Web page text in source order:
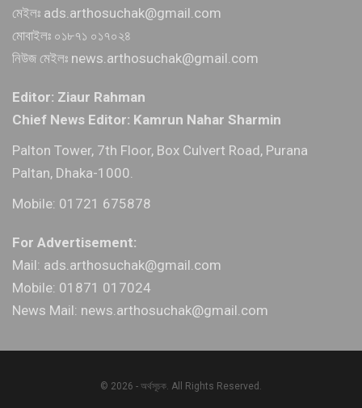
মেইলঃ ads.arthosuchak@gmail.com
মোবাইলঃ ০১৮৭১ ০১৭০২৪
নিউজ মেইলঃ news.arthosuchak@gmail.com
Editor: Ziaur Rahman
Chief News Editor: Kamrun Nahar Sharmin
Palton Tower, 7th Floor, Box Culvert Road, Purana
Paltan, Dhaka-1000.
Mobile: 01721 675878
For Advertisement:
Mail: ads.arthosuchak@gmail.com
Mobile: 01871 017024
News Mail: news.arthosuchak@gmail.com
© 2026 - অর্থসূচক. All Rights Reserved.